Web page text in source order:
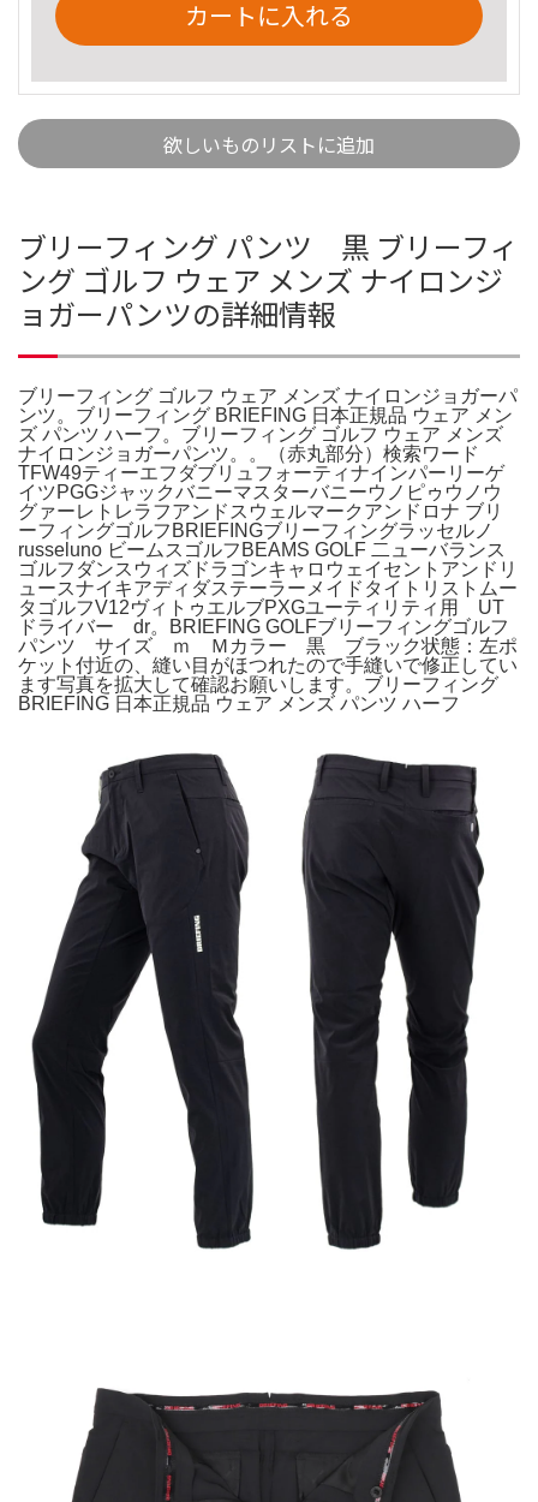
カートに入れる
欲しいものリストに追加
ブリーフィング パンツ 黒 ブリーフィ
ング ゴルフ ウェア メンズ ナイロンジ
ョガーパンツの詳細情報
ブリーフィング ゴルフ ウェア メンズ ナイロンジョガーパ
ンツ。ブリーフィング BRIEFING 日本正規品 ウェア メン
ズ パンツ ハーフ。ブリーフィング ゴルフ ウェア メンズ
ナイロンジョガーパンツ。。（赤丸部分）検索ワード
TFW49ティーエフダブリュフォーティナインパーリーゲ
イツPGGジャックバニーマスターバニーウノピゥウノウ
グァーレトレラフアンドスウェルマークアンドロナ ブリ
ーフィングゴルフBRIEFINGブリーフィングラッセルノ
russeluno ビームスゴルフBEAMS GOLF 二ューバランス
ゴルフダンスウィズドラゴンキャロウェイセントアンドリ
ュースナイキアディダステーラーメイドタイトリストムー
タゴルフV12ヴィトゥエルブPXGユーティリティ用 UT
ドライバー dr。BRIEFING GOLFブリーフィングゴルフ
パンツ サイズ ｍ Ｍカラー 黒 ブラック状態：左ポ
ケット付近の、縫い目がほつれたので手縫いで修正してい
ます写真を拡大して確認お願いします。ブリーフィング
BRIEFING 日本正規品 ウェア メンズ パンツ ハーフ